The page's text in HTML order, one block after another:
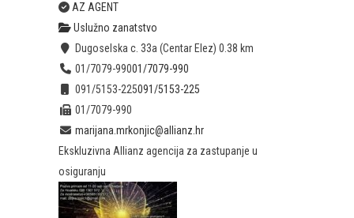
AZ AGENT
Uslužno zanatstvo
Dugoselska c. 33a (Centar Elez) 0.38 km
01/7079-99001/7079-990
091/5153-225091/5153-225
01/7079-990
marijana.mrkonjic@allianz.hr
Ekskluzivna Allianz agencija za zastupanje u
osiguranju